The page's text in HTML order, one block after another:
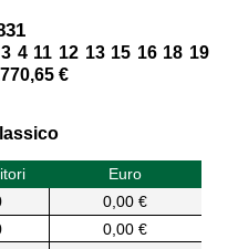
4 11 12 13 15 16 18 19
€
Euro
0,00 €
0,00 €